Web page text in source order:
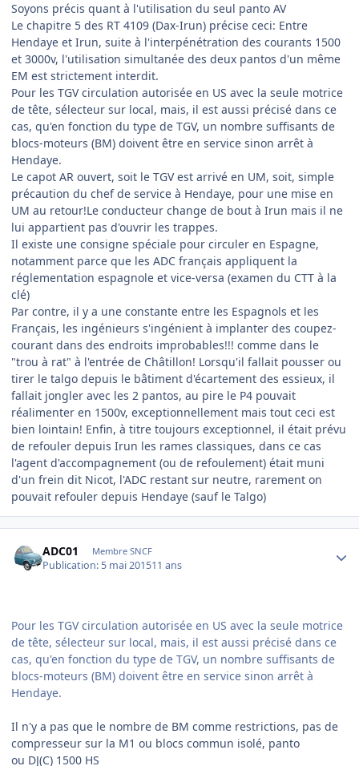
Soyons précis quant à l'utilisation du seul panto AV
Le chapitre 5 des RT 4109 (Dax-Irun) précise ceci: Entre
Hendaye et Irun, suite à l'interpénétration des courants 1500
et 3000v, l'utilisation simultanée des deux pantos d'un même
EM est strictement interdit.
Pour les TGV circulation autorisée en US avec la seule motrice
de tête, sélecteur sur local, mais, il est aussi précisé dans ce
cas, qu'en fonction du type de TGV, un nombre suffisants de
blocs-moteurs (BM) doivent être en service sinon arrêt à
Hendaye.
Le capot AR ouvert, soit le TGV est arrivé en UM, soit, simple
précaution du chef de service à Hendaye, pour une mise en
UM au retour!Le conducteur change de bout à Irun mais il ne
lui appartient pas d'ouvrir les trappes.
Il existe une consigne spéciale pour circuler en Espagne,
notamment parce que les ADC français appliquent la
réglementation espagnole et vice-versa (examen du CTT à la
clé)
Par contre, il y a une constante entre les Espagnols et les
Français, les ingénieurs s'ingénient à implanter des coupez-
courant dans des endroits improbables!!! comme dans le
"trou à rat" à l'entrée de Châtillon! Lorsqu'il fallait pousser ou
tirer le talgo depuis le bâtiment d'écartement des essieux, il
fallait jongler avec les 2 pantos, au pire le P4 pouvait
réalimenter en 1500v, exceptionnellement mais tout ceci est
bien lointain! Enfin, à titre toujours exceptionnel, il était prévu
de refouler depuis Irun les rames classiques, dans ce cas
l'agent d'accompagnement (ou de refoulement) était muni
d'un frein dit Nicot, l'ADC restant sur neutre, rarement on
pouvait refouler depuis Hendaye (sauf le Talgo)
ADC01 Membre SNCF
Publication: 5 mai 201511 ans
Pour les TGV circulation autorisée en US avec la seule motrice
de tête, sélecteur sur local, mais, il est aussi précisé dans ce
cas, qu'en fonction du type de TGV, un nombre suffisants de
blocs-moteurs (BM) doivent être en service sinon arrêt à
Hendaye.
​Il n'y a pas que le nombre de BM comme restrictions, pas de
compresseur sur la M1 ou blocs commun isolé, panto
ou DJ(C) 1500 HS